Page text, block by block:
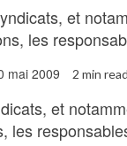
et
les
mai 2009 2 min read
et
les